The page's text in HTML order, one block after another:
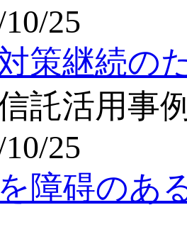
25
策継続の
託活用事
25
障碍のあ